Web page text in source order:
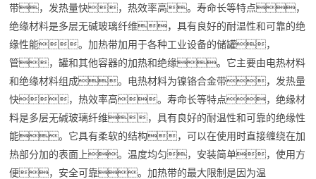
带，发热量快，热效率高。寿命长等特点，
绝缘材料是多层无碱玻璃纤维，具有良好的耐温性和可靠的绝
缘性能。加热带加用于各种工业设备的储罐，
管，罐和其他容器的加热和绝缘。它主要由电热材料
和绝缘材料组成。电热材料为镍铬合金带，发热量
快，热效率高。寿命长等特点，绝缘材
料是多层无碱玻璃纤维，具有良好的耐温性和可靠的绝缘性
能。它具有柔软的结构，可以在使用时直接缠绕在加
热部分加的表面上。温度均匀，安装简单，使用方
便，安全可靠。加热带的最大限制是因为温